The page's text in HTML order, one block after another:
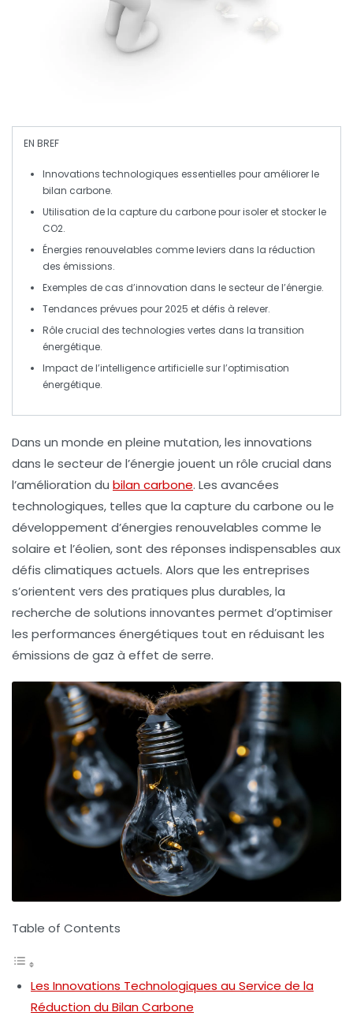
EN BREF
Innovations technologiques essentielles pour améliorer le
bilan carbone.
Utilisation de la capture du carbonepour isoler et stocker le
CO2.
Énergies renouvelables comme leviers dans la réduction
des émissions.
Exemples de cas d’innovation dans le secteur de l’énergie.
Tendances prévues pour2025 et défis à relever.
Rôle crucial des technologies vertes dans la transition
énergétique.
Impact de l’intelligence artificielle sur l’optimisation
énergétique.
Dans un monde en pleine mutation, les innovations
dans le secteur de l’énergie jouent un rôle crucial dans
l’amélioration du bilan carbone. Les avancées
technologiques, telles que la capture du carbone ou le
développement d’énergies renouvelables comme le
solaire et l’éolien, sont des réponses indispensables aux
défis climatiques actuels. Alors que les entreprises
s’orientent vers des pratiques plus durables, la
recherche de solutions innovantes permet d’optimiser
les performances énergétiques tout en réduisant les
émissions de gaz à effet de serre.
Table of Contents
Les Innovations Technologiques au Service de la
Réduction du Bilan Carbone